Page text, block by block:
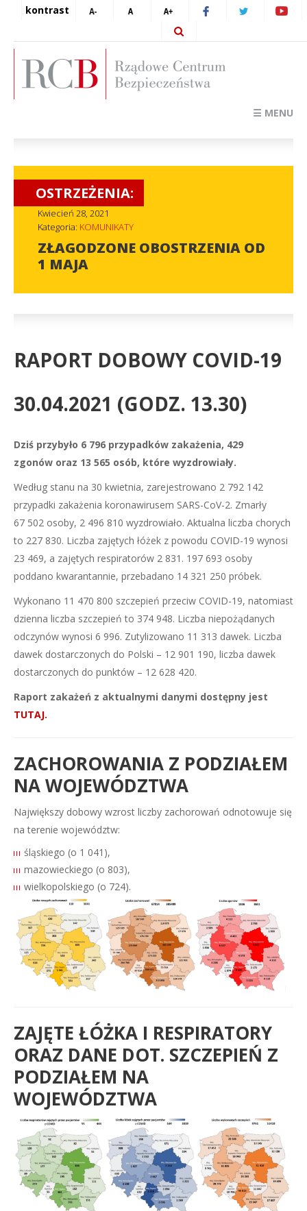
kontrast
☰ MENU
OSTRZEŻENIA:
Kwiecień 28, 2021
Kategoria: KOMUNIKATY
ZŁAGODZONE OBOSTRZENIA OD
1 MAJA
RAPORT DOBOWY COVID-19
30.04.2021 (GODZ. 13.30)
Dziś przybyło 6 796 przypadków zakażenia, 429
zgonów oraz 13 565 osób, które wyzdrowiały.
Według stanu na 30 kwietnia, zarejestrowano 2 792 142
przypadki zakażenia koronawirusem SARS-CoV-2. Zmarły
67 502 osoby, 2 496 810 wyzdrowiało. Aktualna liczba chorych
to 227 830. Liczba zajętych łóżek z powodu COVID-19 wynosi
23 469, a zajętych respiratorów 2 831. 197 693 osoby
poddano kwarantannie, przebadano 14 321 250 próbek.
Wykonano 11 470 800 szczepień przeciw COVID-19, natomiast
dzienna liczba szczepień to 374 948. Liczba niepożądanych
odczynów wynosi 6 996. Zutylizowano 11 313 dawek. Liczba
dawek dostarczonych do Polski – 12 901 190, liczba dawek
dostarczonych do punktów – 12 628 420.
Raport zakażeń z aktualnymi danymi dostępny jest
TUTAJ.
ZACHOROWANIA Z PODZIAŁEM
NA WOJEWÓDZTWA
Największy dobowy wzrost liczby zachorowań odnotowuje się
na terenie województw:
śląskiego (o 1 041),
mazowieckiego (o 803),
wielkopolskiego (o 724).
ZAJĘTE ŁÓŻKA I RESPIRATORY
ORAZ DANE DOT. SZCZEPIEŃ Z
PODZIAŁEM NA
WOJEWÓDZTWA